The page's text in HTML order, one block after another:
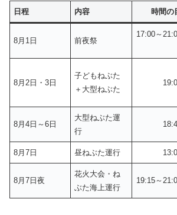
日程 内容 時間の
8月1日 前夜祭
17:00～
8月2日・3日
子どもねぶた
＋大型ねぶた
8月4日～6日
大型ねぶた運
行
8月7日 昼ねぶた運行
8月7日夜
花火大会・ね
ぶた海上運行
19:15～